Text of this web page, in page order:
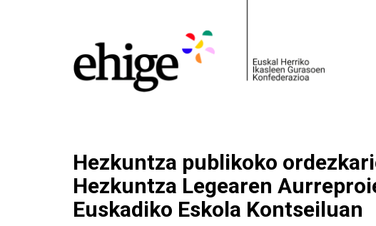
Hezkuntza publikoko
Hezkuntza Legearen
Euskadiko Eskola Kontseiluan